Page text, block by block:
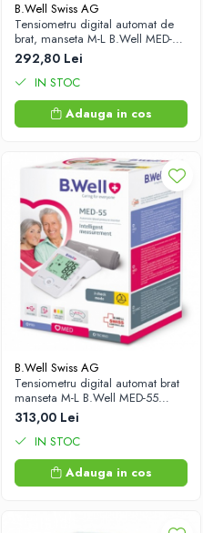
B.Well Swiss AG
Tensiometru digital automat de
brat, manseta M-L B.Well MED-53
Zephyr Labs
292,80 Lei
IN STOC
Adauga in cos
B.Well Swiss AG
Tensiometru digital automat brat
manseta M-L B.Well MED-55
Zephyr Labs
313,00 Lei
IN STOC
Adauga in cos